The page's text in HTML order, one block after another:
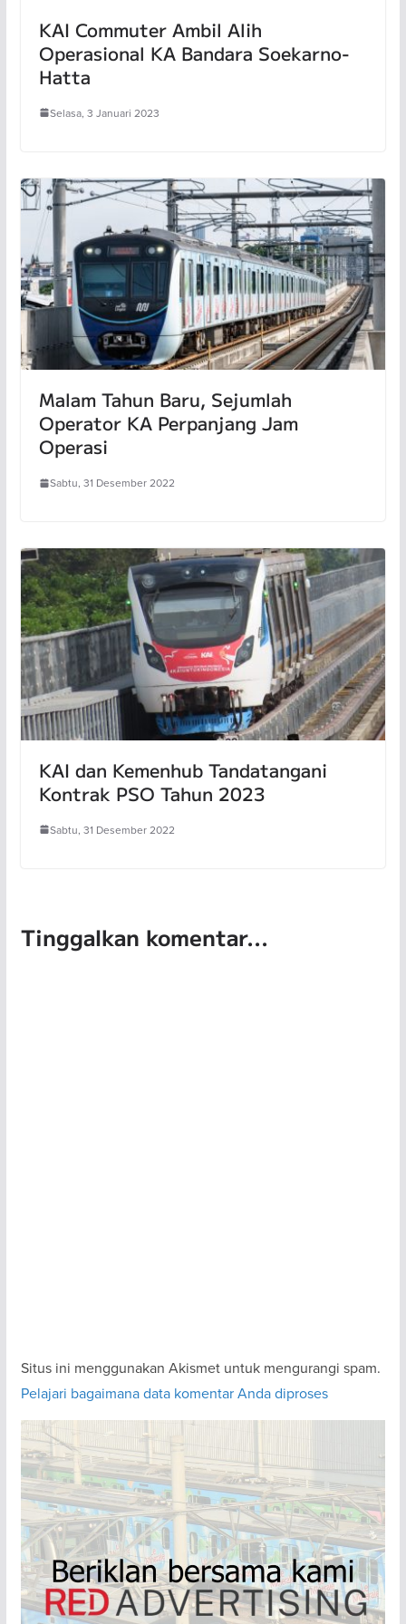
KAI Commuter Ambil Alih
Operasional KA Bandara Soekarno-
Hatta
Selasa, 3 Januari 2023
Malam Tahun Baru, Sejumlah
Operator KA Perpanjang Jam
Operasi
Sabtu, 31 Desember 2022
KAI dan Kemenhub Tandatangani
Kontrak PSO Tahun 2023
Sabtu, 31 Desember 2022
Tinggalkan komentar...
Situs ini menggunakan Akismet untuk mengurangi spam.
Pelajari bagaimana data komentar Anda diproses